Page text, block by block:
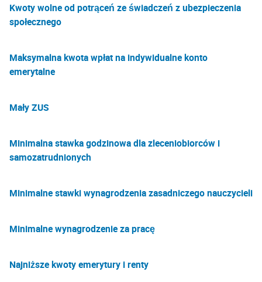
Kwoty wolne od potrąceń ze świadczeń z ubezpieczenia
społecznego
Maksymalna kwota wpłat na indywidualne konto
emerytalne
Mały ZUS
Minimalna stawka godzinowa dla zleceniobiorców i
samozatrudnionych
Minimalne stawki wynagrodzenia zasadniczego nauczycieli
Minimalne wynagrodzenie za pracę
Najniższe kwoty emerytury i renty